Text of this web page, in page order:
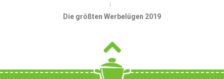
Die größten Werbelügen 2019